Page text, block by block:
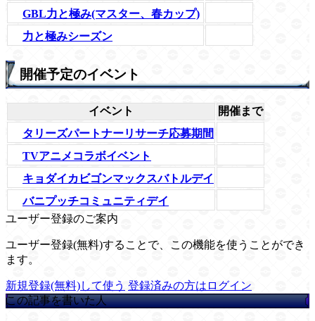
GBL力と極み(マスター、春カップ)
力と極みシーズン
開催予定のイベント
イベント
開催まで
タリーズパートナーリサーチ応募期間
TVアニメコラボイベント
キョダイカビゴンマックスバトルデイ
バニプッチコミュニティデイ
ユーザー登録のご案内
ユーザー登録(無料)することで、この機能を使うことができ
ます。
新規登録(無料)して使う 登録済みの方はログイン
この記事を書いた人